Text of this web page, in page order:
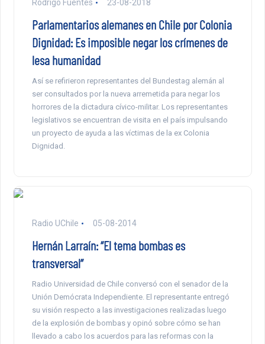
Rodrigo Fuentes 23-08-2018
Parlamentarios alemanes en Chile por Colonia
Dignidad: Es imposible negar los crímenes de
lesa humanidad
Así se refirieron representantes del Bundestag alemán al
ser consultados por la nueva arremetida para negar los
horrores de la dictadura cívico-militar. Los representantes
legislativos se encuentran de visita en el país impulsando
un proyecto de ayuda a las víctimas de la ex Colonia
Dignidad.
Radio UChile 05-08-2014
Hernán Larraín: “El tema bombas es
transversal”
Radio Universidad de Chile conversó con el senador de la
Unión Demócrata Independiente. El representante entregó
su visión respecto a las investigaciones realizadas luego
de la explosión de bombas y opinó sobre cómo se han
llevado a cabo los acuerdos para las reformas con la